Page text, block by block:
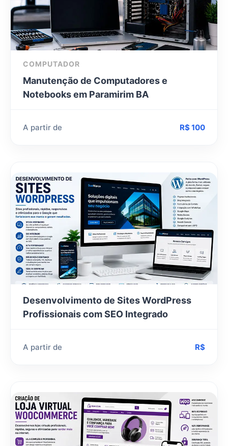
COMPUTADOR
Manutenção de Computadores e
Notebooks em Paramirim BA
A partir de R$ 100
Desenvolvimento de Sites WordPress
Profissionais com SEO Integrado
A partir de R$